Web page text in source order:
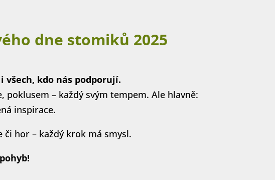
dne stomiků 2025
všech, kdo nás podporují.
poklusem – každý svým tempem. Ale hlavně:
inspirace.
hor – každý krok má smysl.